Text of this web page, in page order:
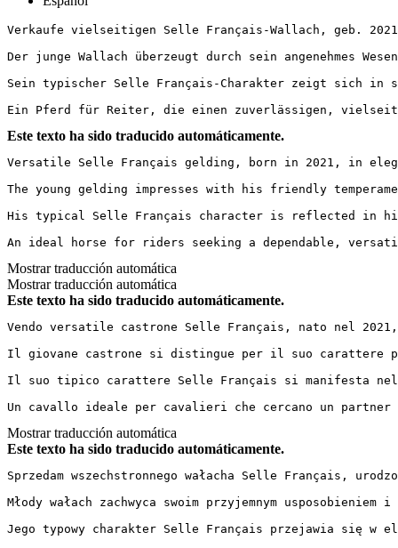
Verkaufe vielseitigen Selle Français-Wallach, geb.
Der junge Wallach überzeugt durch sein angenehmes
Sein typischer Selle Français-Charakter zeigt sich in
Ein Pferd für Reiter, die einen zuverlässigen,
Este texto ha sido traducido automáticamente.
Versatile Selle Français gelding, born in 2021, in
The young gelding impresses with his friendly
His typical Selle Français character is reflected in
An ideal horse for riders seeking a dependable,
Mostrar traducción automática
Mostrar traducción automática
Este texto ha sido traducido automáticamente.
Vendo versatile castrone Selle Français, nato nel
Il giovane castrone si distingue per il suo carattere
Il suo tipico carattere Selle Français si manifesta nel
Un cavallo ideale per cavalieri che cercano un
Mostrar traducción automática
Este texto ha sido traducido automáticamente.
Sprzedam wszechstronnego wałacha Selle Français,
Młody wałach zachwyca swoim przyjemnym
Jego typowy charakter Selle Français przejawia się w